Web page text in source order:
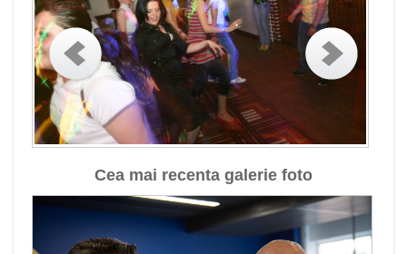
Cea mai recenta galerie foto